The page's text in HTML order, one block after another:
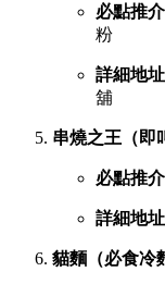
必點推介
粉
詳細地址
舖
串燒之王（即
必點推介
詳細地址
貓麵（必食冷